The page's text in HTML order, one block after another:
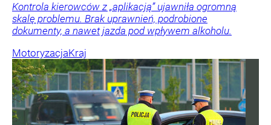
Kontrola kierowców z „aplikacją” ujawniła ogromną
skalę problemu. Brak uprawnień, podrobione
dokumenty, a nawet jazda pod wpływem alkoholu.
MotoryzacjaKraj